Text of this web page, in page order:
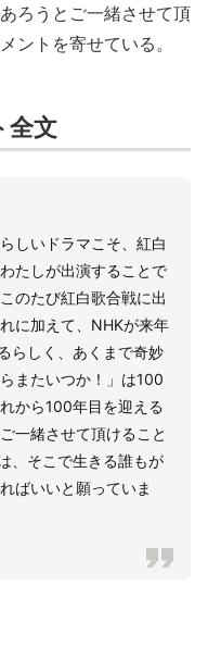
ろうとご一緒させて頂
ントを寄せている。
全文
しいドラマこそ、紅白
たしが出演することで
のたび紅白歌合戦に出
に加えて、NHKが来年
らしく、あくまで奇妙
またいつか！」は100
から100年目を迎える
一緒させて頂けること
、そこで生きる誰もが
ばいいと願っていま